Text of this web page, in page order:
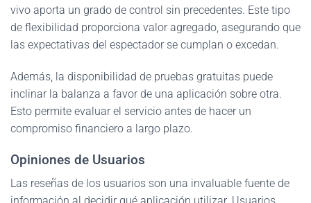
vivo aporta un grado de control sin precedentes. Este tipo
de flexibilidad proporciona valor agregado, asegurando que
las expectativas del espectador se cumplan o excedan.
Además, la disponibilidad de pruebas gratuitas puede
inclinar la balanza a favor de una aplicación sobre otra.
Esto permite evaluar el servicio antes de hacer un
compromiso financiero a largo plazo.
Opiniones de Usuarios
Las reseñas de los usuarios son una invaluable fuente de